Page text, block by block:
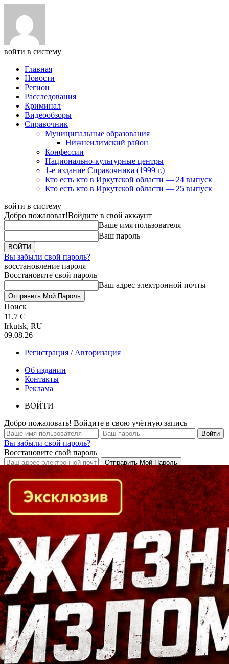
войти в систему
Главная
Новости
Регион
Расследования
Криминал
Видеообзоры
Справочник
Муниципальные образования
Нижнеилимский район
Конфессии
Национально-культурные центры
1-е издание Справочника (1999 г.)
Кто есть кто в Иркутской области — 24 выпуск
Кто есть кто в Иркутской области — 25 выпуск
войти в систему
Добро пожаловат!Войдите в свой аккаунт
Ваше имя пользователя
Ваш пароль
Вы забыли свой пароль?
восстановление пароля
Восстановите свой пароль
Ваш адрес электронной почты
Поиск
11.7 C
Irkutsk, RU
09.08.26
Регистрация / Авторизация
Об издании
Контакты
Реклама
ВОЙТИ
Добро пожаловать! Войдите в свою учётную запись
Вы забыли свой пароль?
Восстановите свой пароль
Кто есть кто в Байкальском регионе